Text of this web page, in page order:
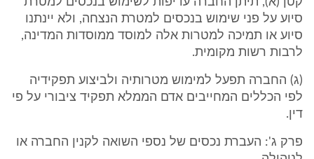
סיוע על פני שימוש בנכסים למטרת הנצחה, ולא יינתנו
סיוע או תמיכה למטרות אלה למוסד ממוסדות המדינה,
לרבות רשות מקומית.
(ג) החברה תפעל למימוש מטרותיה ולביצוע תפקידיה
לפי הכללים המחייבים אדם הממלא תפקיד ציבורי על פי
דין.
פרק ג': העברת נכסים של נספי השואה לקנין החברה או